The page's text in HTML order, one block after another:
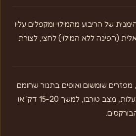
של הריבוע מהמילוי ומקפלים עליו
(הפינה ללא המילוי) לחצי, לצורת
שומשום ואופים בתנור שחומם
מראש על 180 מעלות, מצב טורבו, למשך 15-20 דק' או